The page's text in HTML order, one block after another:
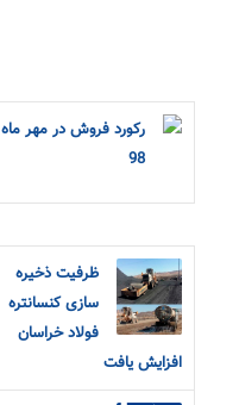
رکورد فروش در مهر ماه
98
ظرفیت ذخیره
سازی کنسانتره
فولاد خراسان
افزایش یافت